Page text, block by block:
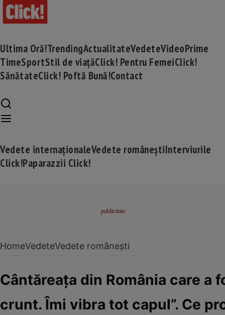
Ultima Oră!TrendingActualitateVedeteVideoPrime
TimeSportStil de viațăClick! Pentru FemeiClick!
SănătateClick! Poftă Bună!Contact
Vedete internaționaleVedete româneștiInterviurile
Click!Paparazzii Click!
HomeVedeteVedete românești
Cântăreața din România care a
crunt. Îmi vibra tot capul”. Ce